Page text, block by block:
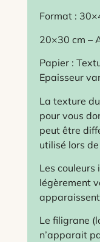
Format :
20×30 cm –
Papier :
Epaisseur
La texture
pour vous
peut être
utilisé lors
Les couleurs
légèrement
Le filigrane
n’apparait